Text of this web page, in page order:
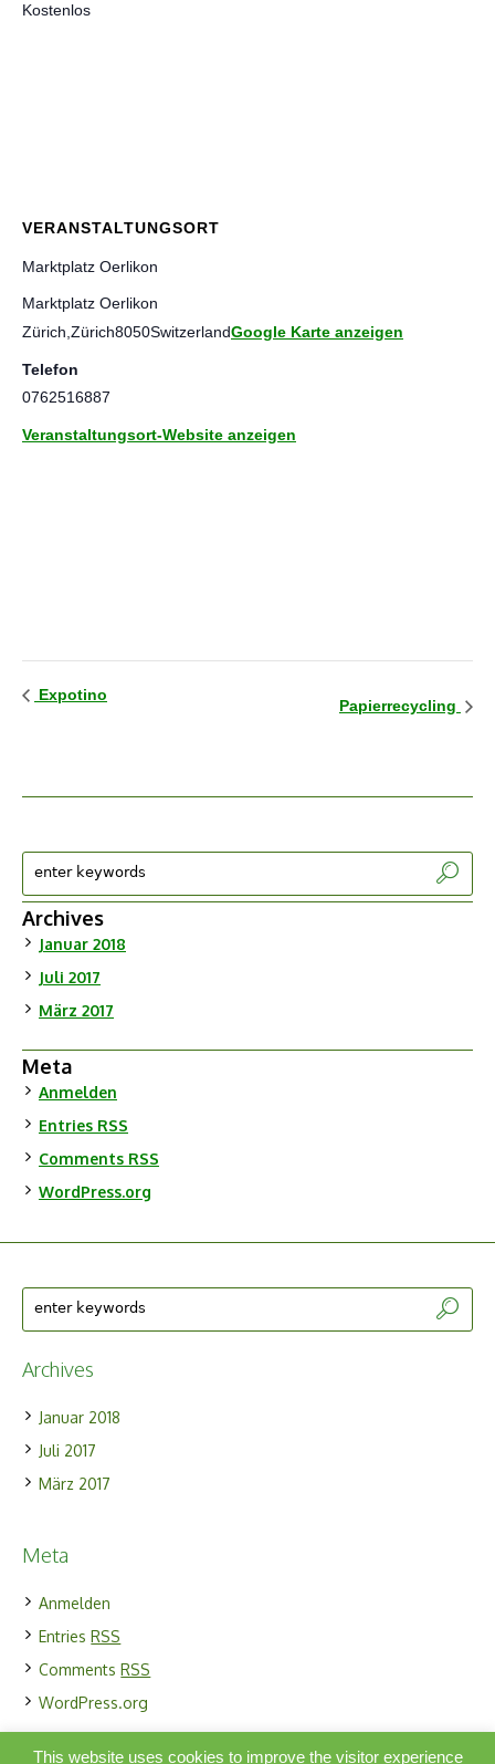
Kostenlos
VERANSTALTUNGSORT
Marktplatz Oerlikon
Marktplatz Oerlikon
Zürich Zürich8050SwitzerlandGoogle Karte anzeigen
Telefon
0762516887
Veranstaltungsort-Website anzeigen
Expotino
Papierrecycling
Archives
Januar 2018
Juli 2017
März 2017
Meta
Anmelden
Entries RSS
Comments RSS
WordPress.org
Archives
Januar 2018
Juli 2017
März 2017
Meta
Anmelden
EntriesRSS
CommentsRSS
WordPress.org
This website uses cookies to improve the visitor experience